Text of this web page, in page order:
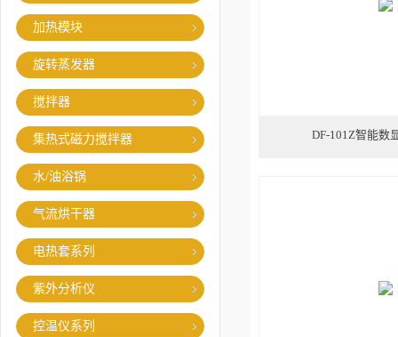
加热模块
旋转蒸发器
搅拌器
集热式磁力搅拌器
水/油浴锅
气流烘干器
电热套系列
紫外分析仪
控温仪系列
DF-101Z智能数